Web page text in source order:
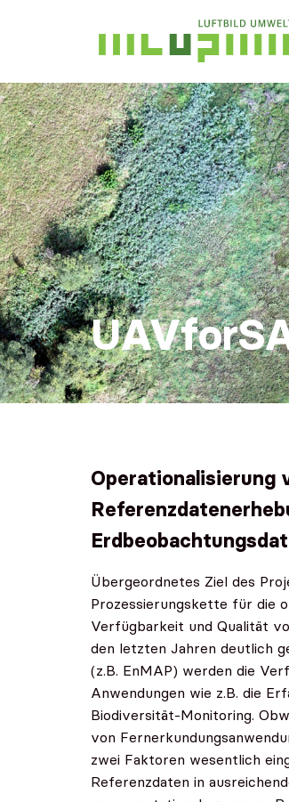
Operationalisierung
Übergeordnetes Ziel des
Prozessierungskette für die
Verfügbarkeit und Qualität
den letzten Jahren deutlich
(z.B. EnMAP) werden die
Anwendungen wie z.B. die
Biodiversität-Monitoring.
von
zwei Faktoren wesentlich
Referenzdaten in